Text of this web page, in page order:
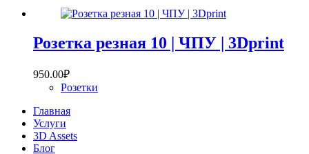
Розетка резная 10 | ЧПУ | 3Dprint
950.00₽
Розетки
Главная
Услуги
3D Assets
Блог